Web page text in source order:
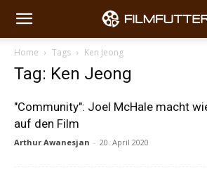
Home Tags Ken Jeong
Tag: Ken Jeong
"Community": Joel McHale macht
auf den Film
Arthur Awanesjan - 20. April 2020